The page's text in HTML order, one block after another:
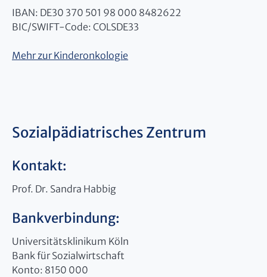
IBAN: DE30 370 501 98 000 8482622
BIC/SWIFT-Code: COLSDE33
Mehr zur Kinderonkologie
Sozialpädiatrisches Zentrum
Kontakt:
Prof. Dr. Sandra Habbig
Bankverbindung:
Universitätsklinikum Köln
Bank für Sozialwirtschaft
Konto: 8150 000